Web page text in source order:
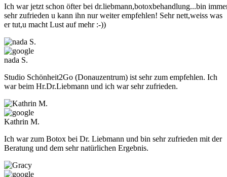
Ich war jetzt schon öfter bei dr.liebmann,botoxbehandlung...bin
sehr zufrieden u kann ihn nur weiter empfehlen! Sehr nett,weiss was
er tut,u macht Lust auf mehr :-))
nada S.
Studio Schönheit2Go (Donauzentrum) ist sehr zum empfehlen. Ich
war beim Hr.Dr.Liebmann und ich war sehr zufrieden.
Kathrin M.
Ich war zum Botox bei Dr. Liebmann und bin sehr zufrieden mit der
Beratung und dem sehr natürlichen Ergebnis.